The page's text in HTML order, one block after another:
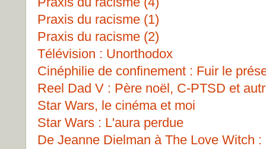
Praxis du racisme (1)
Praxis du racisme (2)
Télévision : Unorthodox
Cinéphilie de confinement : Fuir le
Reel Dad V : Père noël, C-PTSD et
Star Wars, le cinéma et moi
Star Wars : L'aura perdue
De Jeanne Dielman à The Love Witch